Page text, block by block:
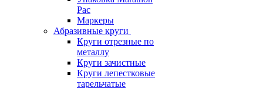
Pac
Маркеры
Абразивные круги
Круги отрезные по
металлу
Круги зачистные
Круги лепестковые
тарельчатые